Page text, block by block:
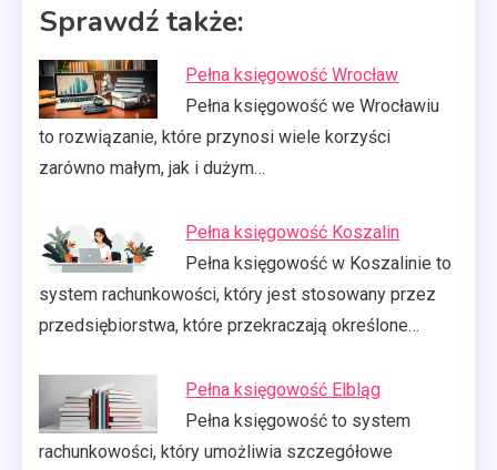
Sprawdź także:
Pełna księgowość Wrocław
Pełna księgowość we Wrocławiu
to rozwiązanie, które przynosi wiele korzyści
zarówno małym, jak i dużym…
Pełna księgowość Koszalin
Pełna księgowość w Koszalinie to
system rachunkowości, który jest stosowany przez
przedsiębiorstwa, które przekraczają określone…
Pełna księgowość Elbląg
Pełna księgowość to system
rachunkowości, który umożliwia szczegółowe